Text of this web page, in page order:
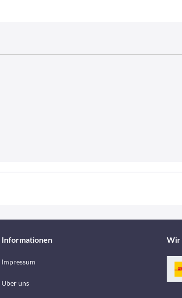
Informationen
Impressum
Über uns
Wir